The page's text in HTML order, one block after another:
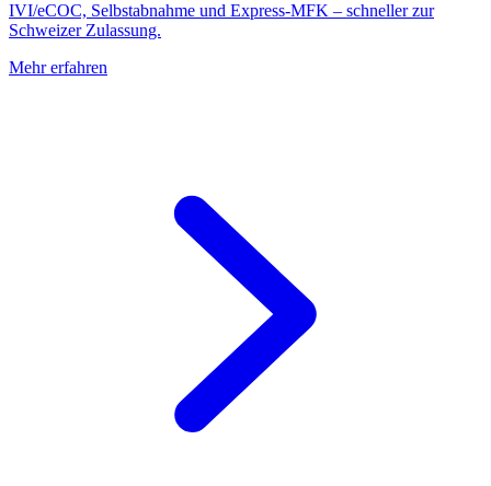
IVI/eCOC, Selbstabnahme und Express-MFK – schneller zur
Schweizer Zulassung.
Mehr erfahren